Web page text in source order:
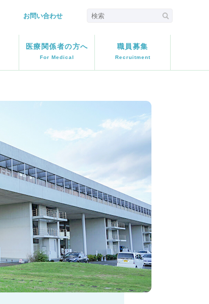
お問い合わせ
医療関係者の方へ
For Medical
職員募集
Recruitment